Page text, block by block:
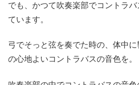
でも、かつて吹奏楽部でコントラ
ています。
弓でそっと弦を奏でた時の、体中
の心地よいコントラバスの音色を。